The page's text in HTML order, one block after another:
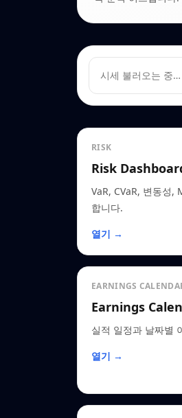
시세 불러오는 중…
RISK
Risk
VaR, CVaR, 변동성,
합니다.
열기 →
EARNINGS
Earnings
실적 일정과 날짜별
열기 →